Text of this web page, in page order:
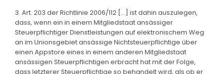
3. Art. 203 der Richtlinie 2006/112 [...] ist dahin auszulegen,
dass, wenn ein in einem Mitgliedstaat ansässiger
Steuerpflichtiger Dienstleistungen auf elektronischem Weg
an im Unionsgebiet ansässige Nichtsteuerpflichtige über
einen Appstore eines in einem anderen Mitgliedstaat
ansässigen Steuerpflichtigen erbracht hat mit der Folge,
dass letzterer Steuerpflichtige so behandelt wird, als ob er